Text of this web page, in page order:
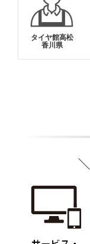
タイヤ館高松
香川県